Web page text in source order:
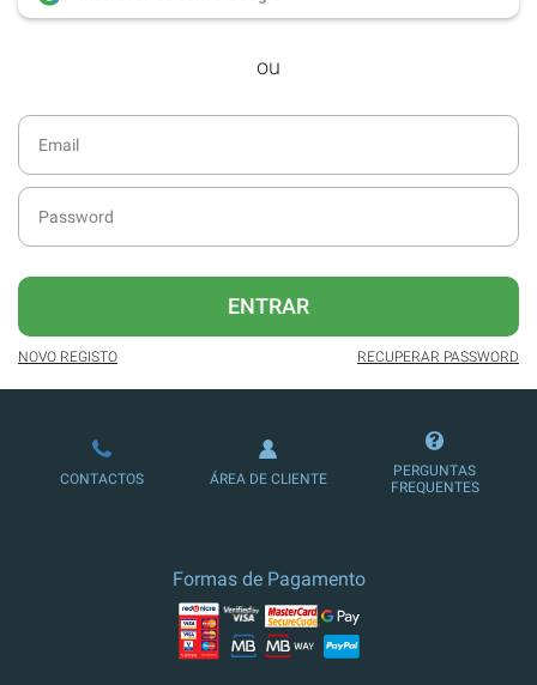
desde dezembro de 2016.
Acesso ao formato digital da SÁBADO
SÁBADO.
diário da atualidade.
publicidade reduzida e não invasiva
no site.
Possibilidade de ler e/ou ouvir artigos.
Ofertas e descontos em produtos,
serviços, eventos desportivos e
ou
ENTRAR
NOVO REGISTO RECUPERAR PASSWORD
CONTACTOS ÁREA DE CLIENTE
PERGUNTAS
FREQUENTES
Formas de Pagamento